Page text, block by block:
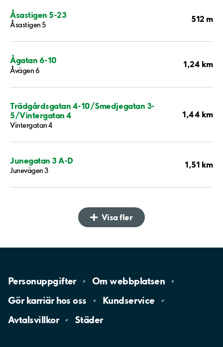
Åsastigen 5-23
Åsastigen 5
512 m
Ågatan 6-10
Åvägen 6
1,24 km
Trädgårdsgatan 4-10/Smedjegatan 3-
5/Vintergatan 4
Vintergatan 4
1,44 km
Junegatan 3 A-D
Junevägen 3
1,51 km
Visa fler
Personuppgifter Omwebbplatsen
Gör karriär hososs
Kundservice
Avtalsvillkor
Städer